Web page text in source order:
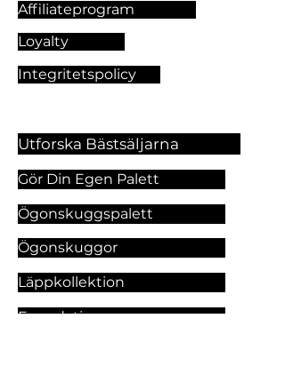
Affiliateprogram
Loyalty
Integritetspolicy
Utforska Bästsäljarna
Gör Din Egen Palett
Ögonskuggspalett
Ögonskuggor
Läppkollektion
Foundation